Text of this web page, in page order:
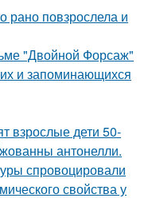
рано повзрослела и
"Двойной Форсаж"
и запоминающихся
взрослые дети 50-
антонелли.
спровоцировали
свойства у